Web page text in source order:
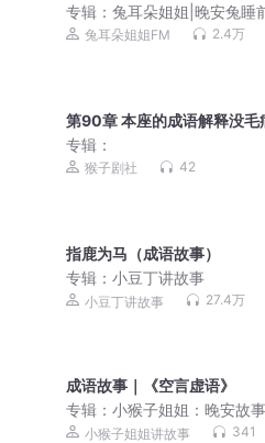
专辑：兔耳朵姐姐|晚安兔睡
兔耳朵姐姐FM 2.4万
第90章 本座的成语解释没毛
专辑：
猴子剧社 42
指鹿为马（成语故事）
专辑：小豆丁讲故事
小豆丁讲故事 27.4万
成语故事｜《空言虚语》
专辑：小猴子姐姐：晚安故事
小猴子姐姐讲故事 341